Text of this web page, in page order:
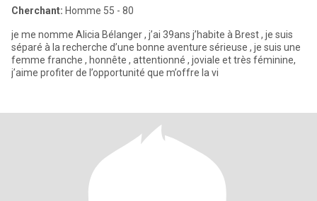
Cherchant: Homme 55 - 80
je me nomme Alicia Bélanger , j’ai 39ans j’habite à Brest , je suis
séparé à la recherche d’une bonne aventure sérieuse , je suis une
femme franche , honnête , attentionné , joviale et très féminine,
j’aime profiter de l’opportunité que m’offre la vi